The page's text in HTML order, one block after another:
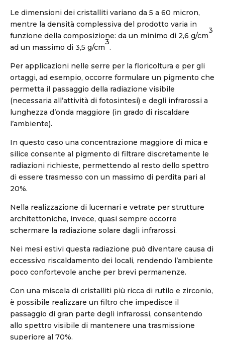
Le dimensioni dei cristalliti variano da 5 a 60 micron,
mentre la densità complessiva del prodotto varia in
funzione della composizione: da un minimo di 2,6 g/cm
3
ad un massimo di 3,5 g/cm
3
.
Per applicazioni nelle serre per la floricoltura e per gli
ortaggi, ad esempio, occorre formulare un pigmento che
permetta il passaggio della radiazione visibile
(necessaria all’attività di fotosintesi) e degli infrarossi a
lunghezza d’onda maggiore (in grado di riscaldare
l’ambiente).
In questo caso una concentrazione maggiore di mica e
silice consente al pigmento di filtrare discretamente le
radiazioni richieste, permettendo al resto dello spettro
di essere trasmesso con un massimo di perdita pari al
20%.
Nella realizzazione di lucernari e vetrate per strutture
architettoniche, invece, quasi sempre occorre
schermare la radiazione solare dagli infrarossi.
Nei mesi estivi questa radiazione può diventare causa di
eccessivo riscaldamento dei locali, rendendo l’ambiente
poco confortevole anche per brevi permanenze.
Con una miscela di cristalliti più ricca di rutilo e zirconio,
è possibile realizzare un filtro che impedisce il
passaggio di gran parte degli infrarossi, consentendo
allo spettro visibile di mantenere una trasmissione
superiore al 70%.